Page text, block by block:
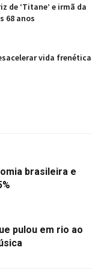
de ‘Titane’ e irmã da
68 anos
vida frenética
brasileira e
pulou em rio ao